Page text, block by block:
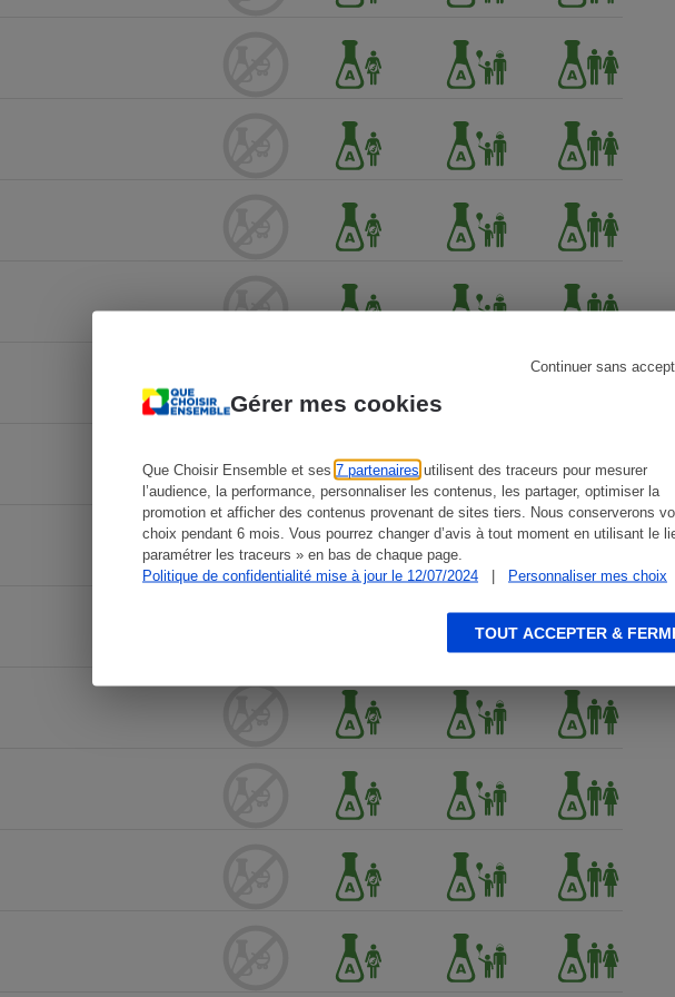
Gérer mes cookies
Que Choisir Ensemble et ses 7 partenaires utilisent des traceurs pour mesurer
l’audience, la performance, personnaliser les contenus, les partager, optimiser la
promotion et afficher des contenus provenant de sites tiers. Nous conserverons
choix pendant 6 mois. Vous pourrez changer d’avis à tout moment en utilisant le
paramétrer les traceurs » en bas de chaque page.
Politique de confidentialité mise à jour le 12/07/2024
| Personnaliser mes choix
Continuer sans
TOUT ACCEPTER &